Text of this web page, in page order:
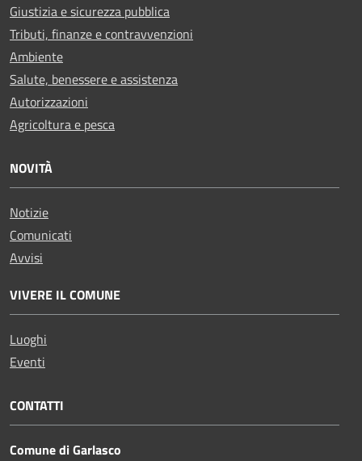
Giustizia e sicurezza pubblica
Tributi, finanze e contravvenzioni
Ambiente
Salute, benessere e assistenza
Autorizzazioni
Agricoltura e pesca
NOVITÀ
Notizie
Comunicati
Avvisi
VIVERE IL COMUNE
Luoghi
Eventi
CONTATTI
Comune di Garlasco